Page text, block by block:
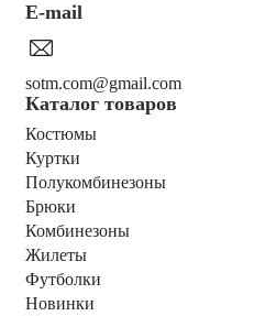
E-mail
sotm.com@gmail.com
Каталог товаров
Костюмы
Куртки
Полукомбинезоны
Брюки
Комбинезоны
Жилеты
Футболки
Новинки